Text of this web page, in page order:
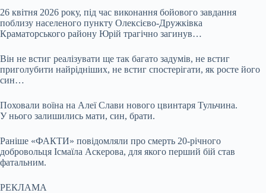
26 квітня 2026 року, під час виконання бойового завдання
поблизу населеного пункту Олексієво-Дружківка
Краматорського району Юрій трагічно загинув…
Він не встиг реалізувати ще так багато задумів, не встиг
приголубити найрідніших, не встиг спостерігати, як росте його
син…
Поховали воїна на Алеї Слави нового цвинтаря Тульчина.
У нього залишились мати, син, брати.
Раніше «ФАКТИ» повідомляли про смерть 20-річного
добровольця Ісмаїла Аскерова, для якого перший бій став
фатальним.
РЕКЛАМА